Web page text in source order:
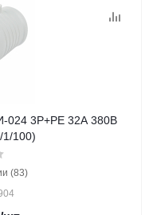
024 3Р+РЕ 32А 380В
1/100)
(83)